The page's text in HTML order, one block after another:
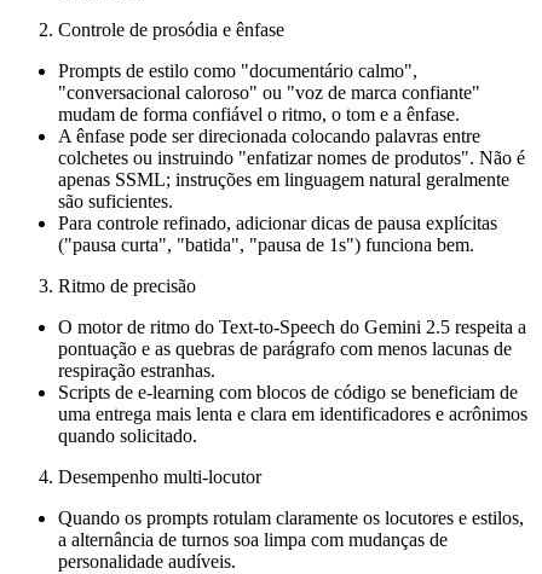
Controle de prosódia e ênfase
Prompts de estilo como "documentário calmo",
"conversacional caloroso" ou "voz de marca confiante"
mudam de forma confiável o ritmo, o tom e a ênfase.
A ênfase pode ser direcionada colocando palavras entre
colchetes ou instruindo "enfatizar nomes de produtos". Não é
apenas SSML; instruções em linguagem natural geralmente
são suficientes.
Para controle refinado, adicionar dicas de pausa explícitas
("pausa curta", "batida", "pausa de 1s") funciona bem.
Ritmo de precisão
O motor de ritmo do Text-to-Speech do Gemini 2.5 respeita a
pontuação e as quebras de parágrafo com menos lacunas de
respiração estranhas.
Scripts de e-learning com blocos de código se beneficiam de
uma entrega mais lenta e clara em identificadores e acrônimos
quando solicitado.
Desempenho multi-locutor
Quando os prompts rotulam claramente os locutores e estilos,
a alternância de turnos soa limpa com mudanças de
personalidade audíveis.